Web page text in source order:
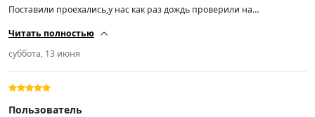
Поставили проехались,у нас как раз дождь проверили на
звезды из 5.
Читать полностью
суббота, 13 июня
Пользователь